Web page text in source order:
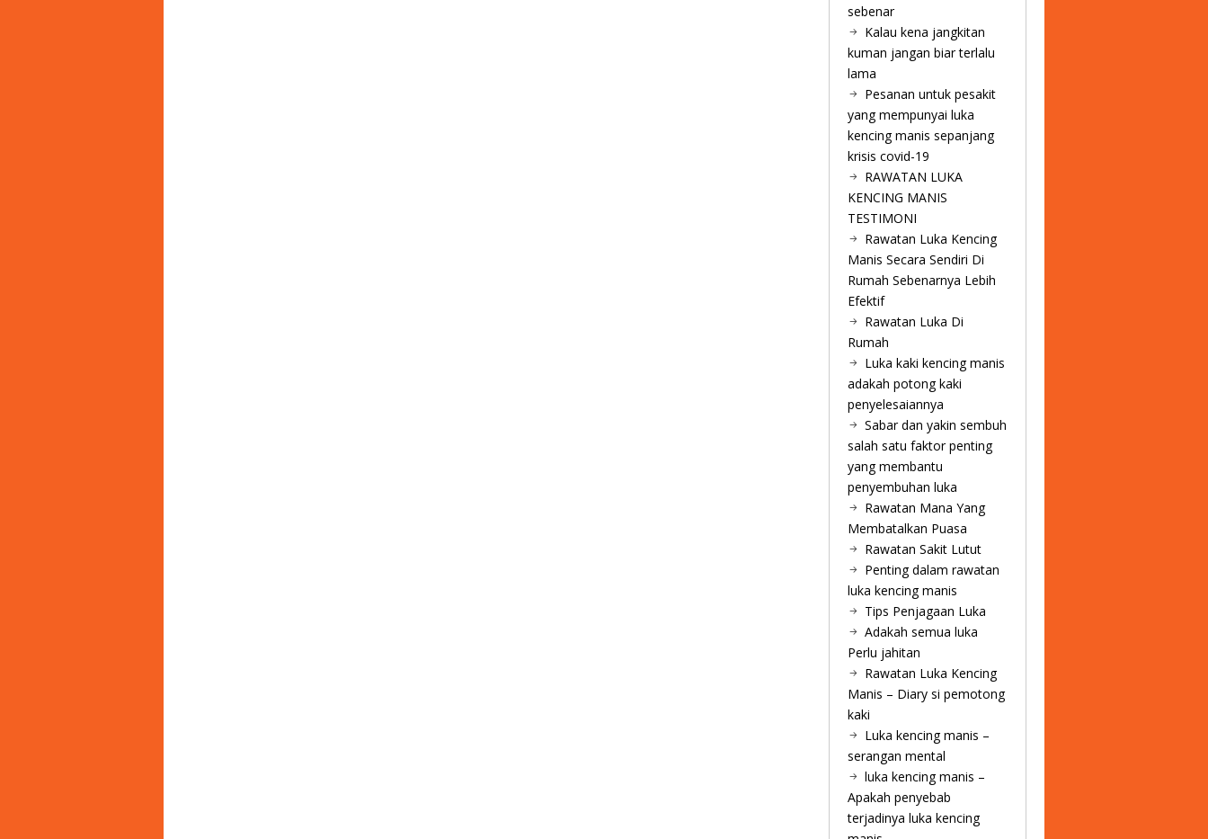
sebenar
Kalau kena jangkitan
kuman jangan biar terlalu
lama
Pesanan untuk pesakit
yang mempunyai luka
kencing manis sepanjang
krisis covid-19
RAWATAN LUKA
KENCING MANIS
TESTIMONI
Rawatan Luka Kencing
Manis Secara Sendiri Di
Rumah Sebenarnya Lebih
Efektif
Rawatan Luka Di
Rumah
Luka kaki kencing manis
adakah potong kaki
penyelesaiannya
Sabar dan yakin sembuh
salah satu faktor penting
yang membantu
penyembuhan luka
Rawatan Mana Yang
Membatalkan Puasa
Rawatan Sakit Lutut
Penting dalam rawatan
luka kencing manis
Tips Penjagaan Luka
Adakah semua luka
Perlu jahitan
Rawatan Luka Kencing
Manis – Diary si pemotong
kaki
Luka kencing manis –
serangan mental
luka kencing manis –
Apakah penyebab
terjadinya luka kencing